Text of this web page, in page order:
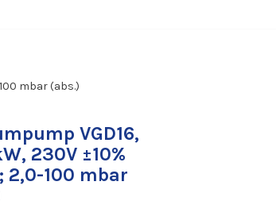
mbar (abs.)
VGD16,
230V ±10%
2,0-100 mbar